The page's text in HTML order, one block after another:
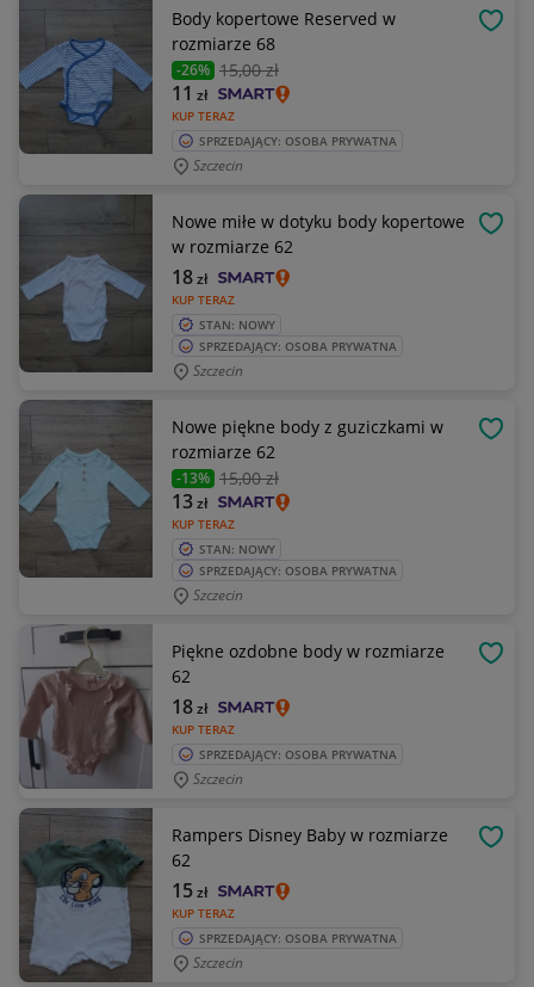
Body kopertowe Reserved w
rozmiarze 68
-26% 15,00 zł
KUP TERAZ
11 zł
SPRZEDAJĄCY: OSOBA PRYWATNA
Szczecin
Nowe miłe w dotyku body kopertowe
w rozmiarze 62
KUP TERAZ
18zł
STAN: NOWY
SPRZEDAJĄCY: OSOBA PRYWATNA
Szczecin
Nowe piękne body z guziczkami w
rozmiarze 62
-13% 15,00 zł
KUP TERAZ
13zł
STAN: NOWY
SPRZEDAJĄCY: OSOBA PRYWATNA
Szczecin
Piękne ozdobne body w rozmiarze
62
KUP TERAZ
18zł
SPRZEDAJĄCY: OSOBA PRYWATNA
Szczecin
Rampers Disney Baby w rozmiarze
62
KUP TERAZ
15zł
SPRZEDAJĄCY: OSOBA PRYWATNA
Szczecin